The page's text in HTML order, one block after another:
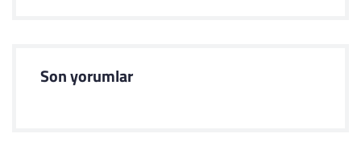
Son yorumlar